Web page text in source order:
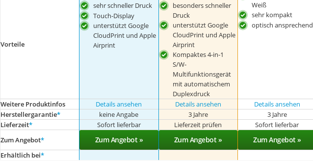
Vorteile
sehr schneller Druck
Touch-Display
unterstützt Google
CloudPrint und Apple
Airprint
besonders schneller
Druck
unterstützt Google
CloudPrint und Apple
Airprint
Kompaktes 4-in-1
S/W-
Multifunktionsgerät
mit automatischem
Duplexdruck
Weiß
sehr kompakt
optisch ansprechend
Weitere Produktinfos Details ansehen Details ansehen Details ansehen
Herstellergarantie* keine Angabe 3 Jahre 3 Jahre
Lieferzeit* Sofort lieferbar Lieferzeit prüfen Sofort lieferbar
Zum Angebot* Zum Angebot » Zum Angebot » Zum Angebot »
Erhältlich bei*